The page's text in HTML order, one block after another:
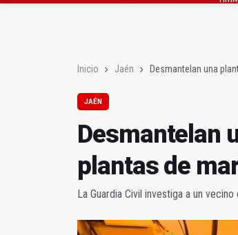
Inicio Jaén Desmantelan una
JAÉN
Desmantelan
plantas de
La Guardia Civil investiga a un